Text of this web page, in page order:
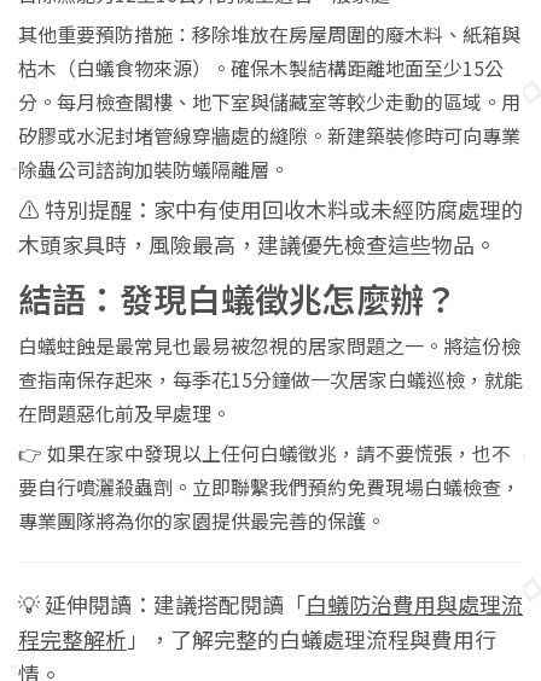
其他重要預防措施：移除堆放在房屋周圍的廢木料、紙箱與
枯木（白蟻食物來源）。確保木製結構距離地面至少15公
分。每月檢查閣樓、地下室與儲藏室等較少走動的區域。用
矽膠或水泥封堵管線穿牆處的縫隙。新建築裝修時可向專業
除蟲公司諮詢加裝防蟻隔離層。
⚠️ 特別提醒：家中有使用回收木料或未經防腐處理的
木頭家具時，風險最高，建議優先檢查這些物品。
結語：發現白蟻徵兆怎麼辦？
白蟻蛀蝕是最常見也最易被忽視的居家問題之一。將這份檢
查指南保存起來，每季花15分鐘做一次居家白蟻巡檢，就能
在問題惡化前及早處理。
👉 如果在家中發現以上任何白蟻徵兆，請不要慌張，也不
要自行噴灑殺蟲劑。立即聯繫我們預約免費現場白蟻檢查，
專業團隊將為你的家園提供最完善的保護。
💡 延伸閱讀：建議搭配閱讀「白蟻防治費用與處理流
程完整解析 」，了解完整的白蟻處理流程與費用行
情。